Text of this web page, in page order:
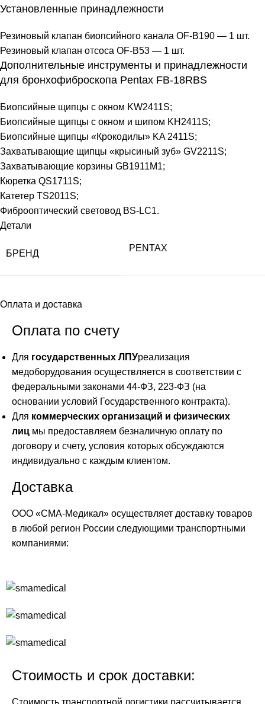
Установленные принадлежности
Резиновый клапан биопсийного канала OF-B190 — 1 шт.
Резиновый клапан отсоса OF-B53 — 1 шт.
Дополнительные инструменты и принадлежности
для бронхофиброскопа Pentax FB-18RBS
Биопсийные щипцы с окном KW2411S;
Биопсийные щипцы с окном и шипом KН2411S;
Биопсийные щипцы «Крокодилы» KA 2411S;
Захватывающие щипцы «крысиный зуб» GV2211S;
Захватывающие корзины GB1911М1;
Кюретка QS1711S;
Катетер TS2011S;
Фиброоптический световод BS-LC1.
Детали
БРЕНД
PENTAX
Оплата и доставка
Оплата по счету
Для государственных ЛПУреализация
медоборудования осуществляется в соответствии с
федеральными законами 44-ФЗ, 223-ФЗ (на
основании условий Государственного контракта).
Для коммерческих организаций и физических
лиц мы предоставляем безналичную оплату по
договору и счету, условия которых обсуждаются
индивидуально с каждым клиентом.
Доставка
ООО «СМА-Медикал» осуществляет доставку товаров
в любой регион России следующими транспортными
компаниями:
Стоимость и срок доставки: